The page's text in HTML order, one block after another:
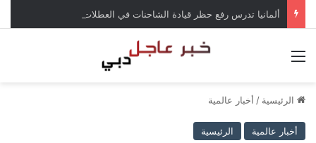
الرئيسية / أخبار عالمية
أخبار عالمية الرئيسية